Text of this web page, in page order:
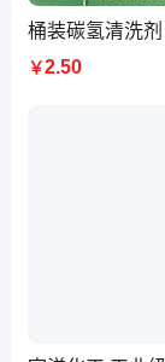
￥2.50